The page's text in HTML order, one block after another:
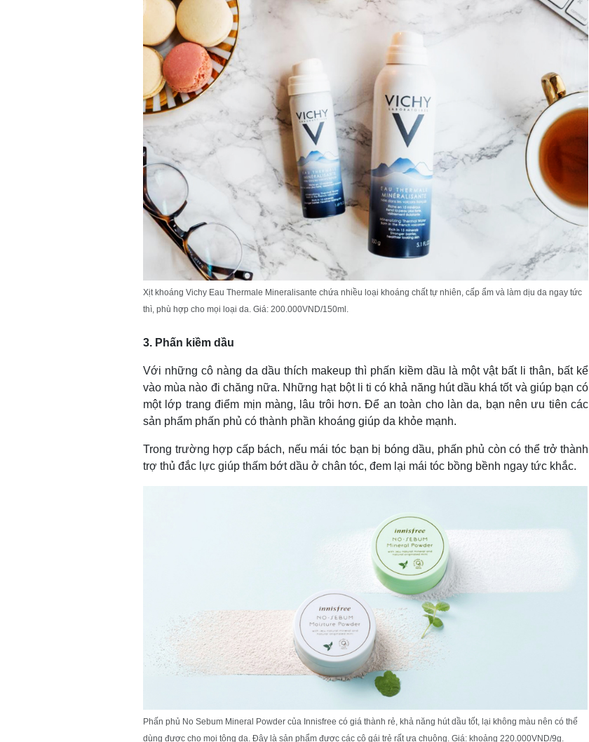
Xịt khoáng Vichy Eau Thermale Mineralisante chứa nhiều loại khoáng chất tự nhiên, cấp ẩm và làm dịu da ngay tức
thì, phù hợp cho mọi loại da. Giá: 200.000VND/150ml.
3. Phấn kiềm dầu
Với những cô nàng da dầu thích makeup thì phấn kiềm dầu là một vật bất li thân, bất kể
vào mùa nào đi chăng nữa. Những hạt bột li ti có khả năng hút dầu khá tốt và giúp bạn có
một lớp trang điểm mịn màng, lâu trôi hơn. Để an toàn cho làn da, bạn nên ưu tiên các
sản phẩm phấn phủ có thành phần khoáng giúp da khỏe mạnh.
Trong trường hợp cấp bách, nếu mái tóc bạn bị bóng dầu, phấn phủ còn có thể trở thành
trợ thủ đắc lực giúp thấm bớt dầu ở chân tóc, đem lại mái tóc bồng bềnh ngay tức khắc.
Phấn phủ No Sebum Mineral Powder của Innisfree có giá thành rẻ, khả năng hút dầu tốt, lại không màu nên có thể
dùng được cho mọi tông da. Đây là sản phẩm được các cô gái trẻ rất ưa chuộng. Giá: khoảng 220.000VND/9g.